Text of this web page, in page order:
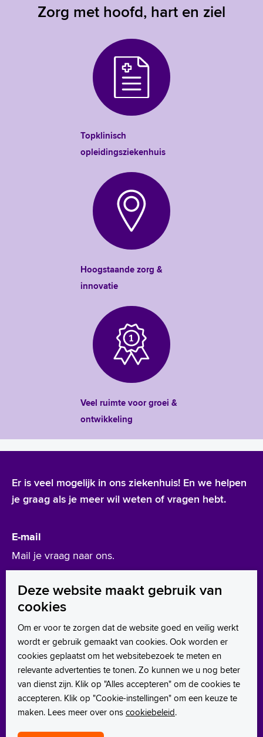
Zorg met hoofd, hart en ziel
Topklinisch
opleidingsziekenhuis
Hoogstaande zorg &
innovatie
Veel ruimte voor groei &
ontwikkeling
Er is veel mogelijk in ons ziekenhuis! En we helpen
je graag als je meer wil weten of vragen hebt.
E-mail
Mail je vraag naar ons.
werken@asz.nl
Leer ons kennen
LinkedIn
Instagram
Facebook
TikTok
Deze website maakt gebruik van
cookies
Om er voor te zorgen dat de website goed en veilig werkt
wordt er gebruik gemaakt van cookies. Ook worden er
cookies geplaatst om het websitebezoek te meten en
relevante advertenties te tonen. Zo kunnen we u nog beter
van dienst zijn. Klik op "Alles accepteren" om de cookies te
accepteren. Klik op "Cookie-instellingen" om een keuze te
maken. Lees meer over onscookiebeleid.